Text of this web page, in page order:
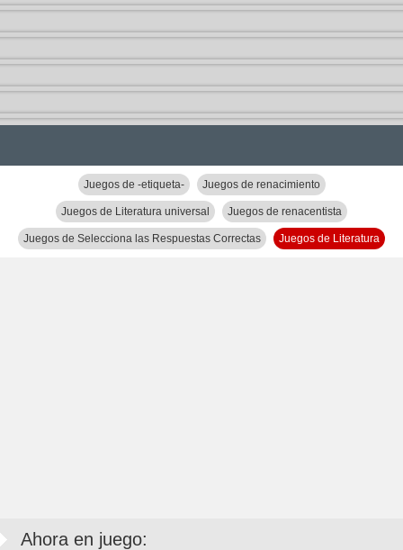
Juegos de -etiqueta- Juegos de renacimiento
Juegos de Literatura universal Juegos de renacentista
Juegos de Selecciona las Respuestas Correctas Juegos de Literatura
Ahora en juego: